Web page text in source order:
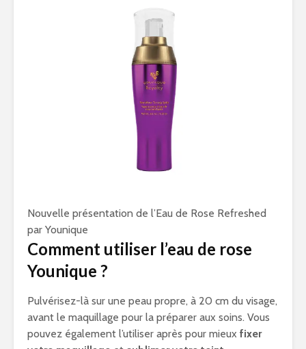
Nouvelle présentation de l’Eau de Rose Refreshed
par Younique
Comment utiliser l’eau de rose
Younique ?
Pulvérisez-là sur une peau propre, à 20 cm du visage,
avant le maquillage pour la préparer aux soins. Vous
pouvez également l’utiliser après pour mieux fixer